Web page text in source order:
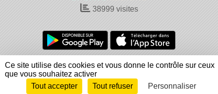
38999 visites
Charte cookies
Gestion des cookies
Informations légales
Signaler un contenu inapproprié
Envie de participer ?
Connexion
Ce site utilise des cookies et vous donne le contrôle sur ceux
que vous souhaitez activer
Tout accepter
Tout refuser Personnaliser